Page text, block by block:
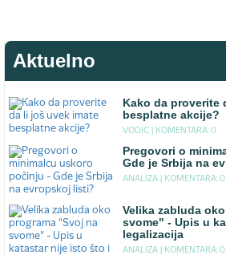
Aktuelno
Kako da proverite
besplatne akcije?
VODIC | KOMENTARA: 0
Pregovori o
Gde je Srbija na
ANALIZA | KOMENTARA: 0
Velika zabluda
svome" - Upis u
legalizacija
ANALIZA | KOMENTARA: 0